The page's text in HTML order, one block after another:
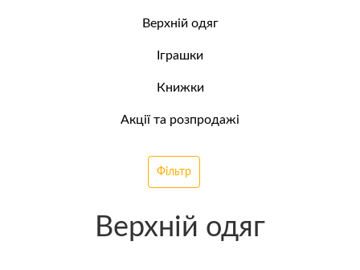
Верхній одяг
Іграшки
Книжки
Акції та розпродажі
Фільтр
Верхній одяг